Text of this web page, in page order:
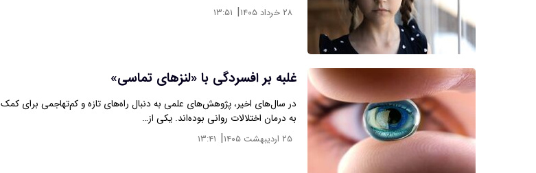
۲۸ خرداد ۱۴۰۵ | ۱۳:۵۱
غلبه بر افسردگی با «لنزهای تماسی»
در سال‌های اخیر، پژوهش‌های علمی به دنبال راه‌های تازه و کم‌تهاجمی برای کمک
به درمان اختلالات روانی بوده‌اند. یکی از…
۲۵ اردیبهشت ۱۴۰۵ | ۱۳:۴۱